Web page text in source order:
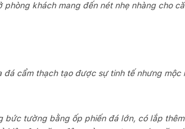
phòng khách mang đến nét nhẹ nhàng cho
đá cẩm thạch tạo được sự tinh tế nhưng mộc
bức tường bằng ốp phiến đá lớn, có lắp